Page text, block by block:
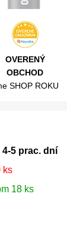
OVERENÝ
OBCHOD
SHOP ROKU
5 prac. dní
ks
18 ks